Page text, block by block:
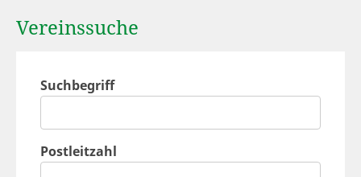
Vereinssuche
Suchbegriff
Postleitzahl